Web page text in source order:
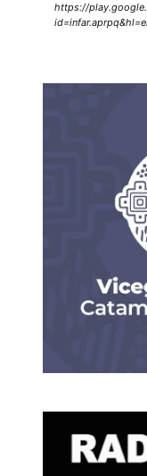
https://